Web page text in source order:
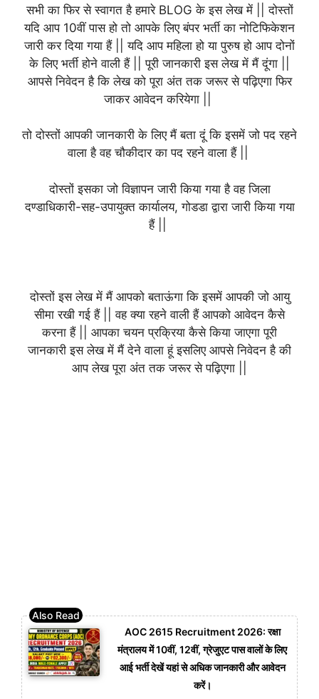
सभी का फिर से स्वागत है हमारे BLOG के इस लेख में || दोस्तों
यदि आप 10वीं पास हो तो आपके लिए बंपर भर्ती का नोटिफिकेशन
जारी कर दिया गया हैं || यदि आप महिला हो या पुरुष हो आप दोनों
के लिए भर्ती होने वाली हैं || पूरी जानकारी इस लेख में मैं दूंगा ||
आपसे निवेदन है कि लेख को पूरा अंत तक जरूर से पढ़िएगा फिर
जाकर आवेदन करियेगा ||
तो दोस्तों आपकी जानकारी के लिए मैं बता दूं कि इसमें जो पद रहने
वाला है वह चौकीदार का पद रहने वाला हैं ||
दोस्तों इसका जो विज्ञापन जारी किया गया है वह जिला
दण्डाधिकारी-सह-उपायुक्त कार्यालय, गोडडा द्वारा जारी किया गया
हैं ||
दोस्तों इस लेख में मैं आपको बताऊंगा कि इसमें आपकी जो आयु
सीमा रखी गई हैं || वह क्या रहने वाली हैं आपको आवेदन कैसे
करना हैं || आपका चयन प्रक्रिया कैसे किया जाएगा पूरी
जानकारी इस लेख में मैं देने वाला हूं इसलिए आपसे निवेदन है की
आप लेख पूरा अंत तक जरूर से पढ़िएगा ||
AOC 2615 Recruitment 2026: रक्षा
मंत्रालय में 10वीं, 12वीं, ग्रेजुएट पास वालों के लिए
आई भर्ती देखें यहां से अधिक जानकारी और आवेदन
करें।